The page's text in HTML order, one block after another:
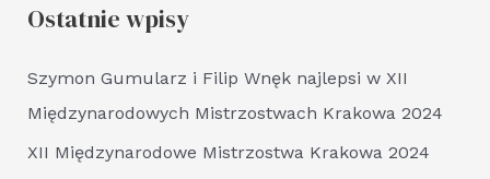
Ostatnie wpisy
Szymon Gumularz i Filip Wnęk najlepsi w XII
Międzynarodowych Mistrzostwach Krakowa 2024
XII Międzynarodowe Mistrzostwa Krakowa 2024